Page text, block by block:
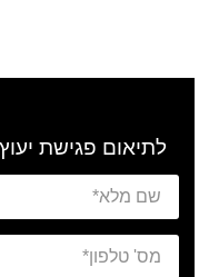
לתיאום פגישת